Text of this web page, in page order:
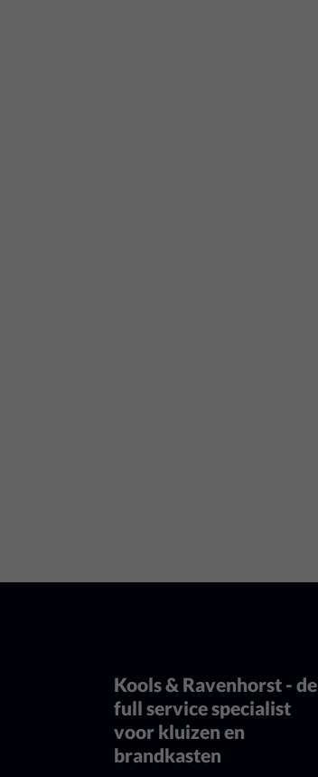
Kools & Ravenhorst - de
full service specialist
voor kluizen en
brandkasten